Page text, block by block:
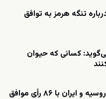
تنگه هرمز به توافق
کسانی که حیوان
سنای آمریکا: طرح تحریم‌های تازه روسیه و ایران با ۸۶ رأی موافق